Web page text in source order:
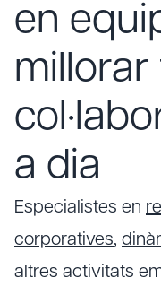
en
millorar
a dia
Especialistes en
corporatives,
altres activitats